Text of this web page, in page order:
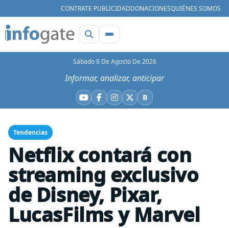
CONTRATE PUBLICIDADDONACIONESQUIÉNES SOMOS
Sábado 8 De Agosto De 2026
Informar, analizar, anticipar
YouTube
Facebook
Instagram
X BBluesky
Tendencias
Netflix contará con
streaming exclusivo
de Disney, Pixar,
LucasFilms y Marvel